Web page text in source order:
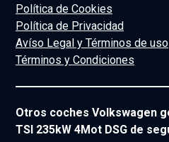
Política de Cookies
Política de Privacidad
Avíso Legal y Términos de uso
Términos y Condiciones
Otros coches Volkswagen
TSI 235kW 4Mot DSG de